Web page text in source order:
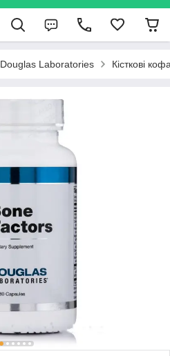
Douglas Laboratories Кісткові